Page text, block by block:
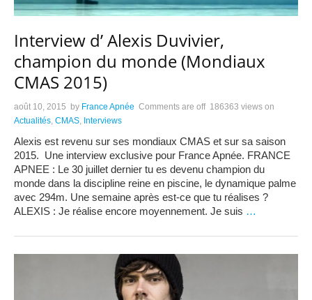
Interview d’ Alexis Duvivier,
champion du monde (Mondiaux
CMAS 2015)
août 10, 2015 by France Apnée Comments are off 186363 views on
Actualités, CMAS, Interviews
Alexis est revenu sur ses mondiaux CMAS et sur sa saison
2015. Une interview exclusive pour France Apnée. FRANCE
APNEE : Le 30 juillet dernier tu es devenu champion du
monde dans la discipline reine en piscine, le dynamique palme
avec 294m. Une semaine après est-ce que tu réalises ?
ALEXIS : Je réalise encore moyennement. Je suis …